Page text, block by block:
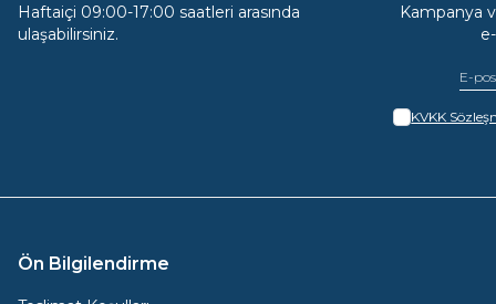
Haftaiçi 09:00-17:00 saatleri arasında
ulaşabilirsiniz.
Kampanya
KVKK
Ön Bilgilendirme